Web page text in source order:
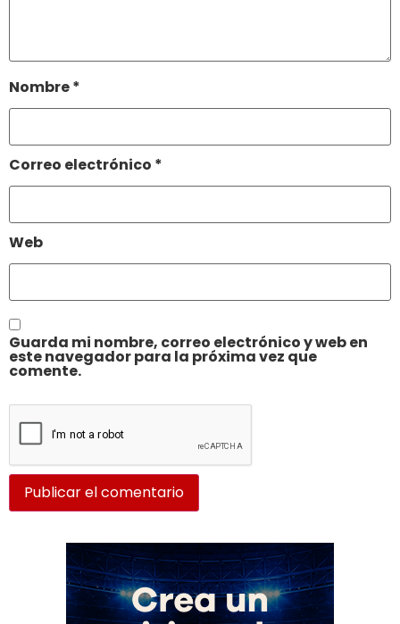
Nombre*
Correo electrónico *
Web
Guarda mi nombre, correo electrónico y web en
este navegador para la próxima vez que
comente.